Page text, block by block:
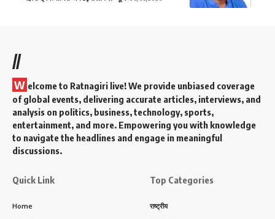
//
W elcome to Ratnagiri live! We provide unbiased coverage
of global events, delivering accurate articles, interviews, and
analysis on politics, business, technology, sports,
entertainment, and more. Empowering you with knowledge
to navigate the headlines and engage in meaningful
discussions.
Quick Link
Home
Top Categories
राष्ट्रीय